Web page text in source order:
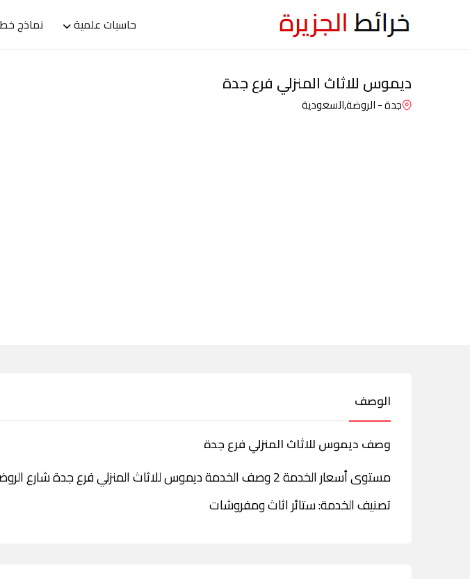
حاسبات علمية نماذج
ديموس للاثاث المنزلي فرع جدة
جدة - الروضة,السعودية
الوصف
وصف ديموس للاثاث المنزلي فرع جدة
مستوى أسعار الخدمة 2 وصف الخدمة ديموس للاثاث المنزلي فرع جدة شارع الروضة
تصنيف الخدمة: ستائر اثاث ومفروشات